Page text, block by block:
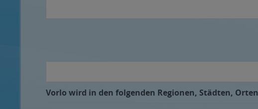
Vorlo wird in den folgenden Regionen, Städten,